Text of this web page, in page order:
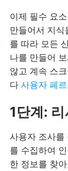
이제 필수 요
만들어서 지식
를 따라 모든
나를 만들어
않고 계속 스
다 사용자 페
1단계: 리
사용자 조사를
를 수집하여
한 정보를 찾